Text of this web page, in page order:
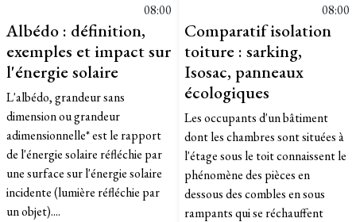
08:00
Albédo : définition,
exemples et impact sur
l'énergie solaire
L'albédo, grandeur sans
dimension ou grandeur
adimensionnelle* est le rapport
de l'énergie solaire réfléchie par
une surface sur l'énergie solaire
incidente (lumière réfléchie par
un objet)....
08:00
Comparatif isolation
toiture : sarking,
Isosac, panneaux
écologiques
Les occupants d'un bâtiment
dont les chambres sont situées à
l'étage sous le toit connaissent le
phénomène des pièces en
dessous des combles en sous
rampants qui se réchauffent